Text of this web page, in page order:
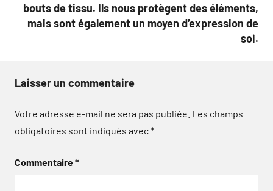
bouts de tissu. Ils nous protègent des éléments,
mais sont également un moyen d’expression de
soi.
Laisser un commentaire
Votre adresse e-mail ne sera pas publiée. Les champs
obligatoires sont indiqués avec*
Commentaire*